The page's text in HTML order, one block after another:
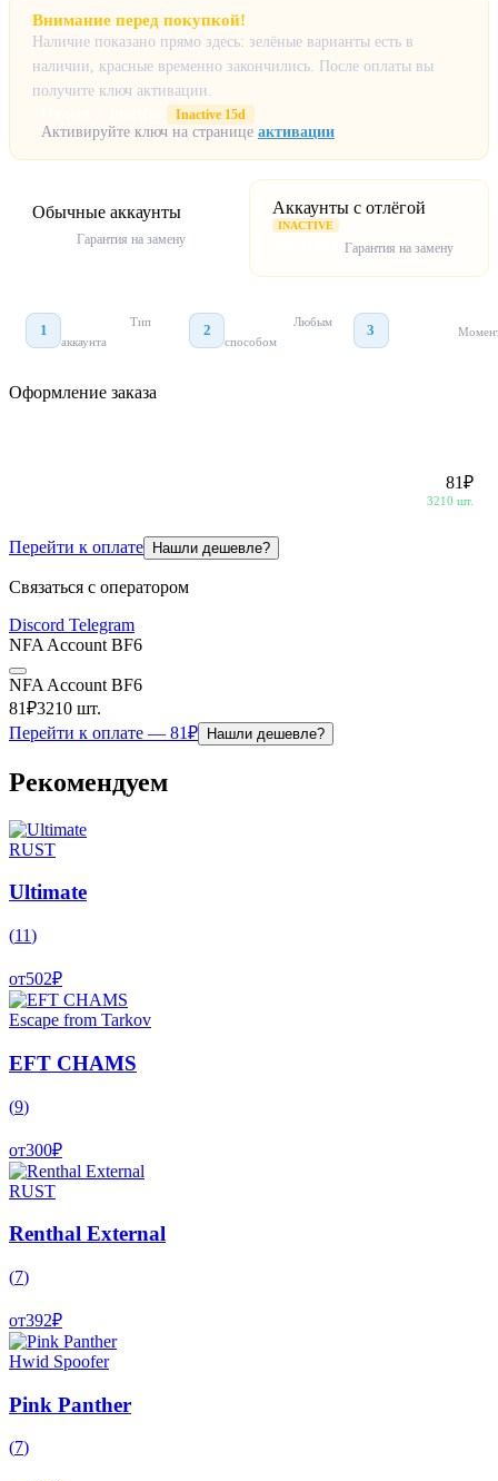
Внимание перед покупкой!
Наличие показано прямо здесь: зелёные варианты есть в
наличии, красные временно закончились. После оплаты вы
получите ключ активации.
Inactive 15d
Активируйте ключ на странице активации
Обычные аккаунты
Гарантия на замену
Аккаунты с отлёгой
INACTIVE
Гарантия на замену
1
Тип
аккаунта
2
Любым
способом
3
Оформление заказа
81₽
3210 шт.
Перейти к оплате Нашли дешевле?
Связаться с оператором
Discord Telegram
NFA Account BF6
NFA Account BF6
81₽3210 шт.
Перейти к оплате — 81₽
Нашли дешевле?
Рекомендуем
RUST
Ultimate
(11)
от502₽
Escape from Tarkov
EFT CHAMS
(9)
от300₽
RUST
Renthal External
(7)
от392₽
Hwid Spoofer
Pink Panther
(7)